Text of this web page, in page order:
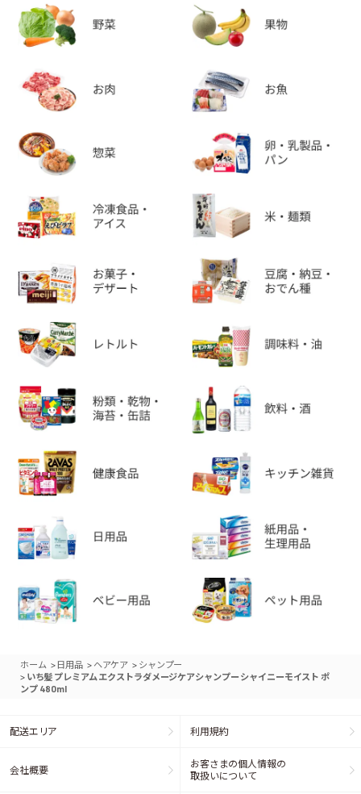
ホーム > 日用品 > ヘアケア > シャンプー
> いち髪 プレミアム エクストラダメージケアシャンプー シャイニーモイスト ポ
ンプ 480ml
配送エリア 利用規約
会社概要
お客さまの個人情報の
取扱いについて